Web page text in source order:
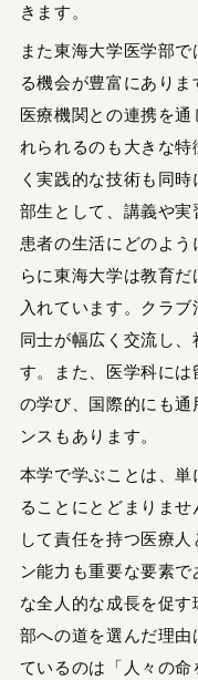
きます。
また東海大学医学部
る機会が豊富にあり
医療機関との連携を
れられるのも大きな
く実践的な技術も同
部生として、講義や実
患者の生活にどのよ
らに東海大学は教育
入れています。クラ
同士が幅広く交流し
す。また、医学科に
の学び、国際的にも
ンスもあります。
本学で学ぶことは、
ることにとどまりま
して責任を持つ医療
ン能力も重要な要素
な全人的な成長を促
部への道を選んだ理
ているのは「人々の